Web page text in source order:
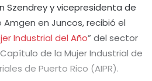
Szendrey y vicepresidenta de
en Juncos, recibió el
Industrial del Año” del sector
de la Mujer Industrial de
de Puerto Rico (AIPR).